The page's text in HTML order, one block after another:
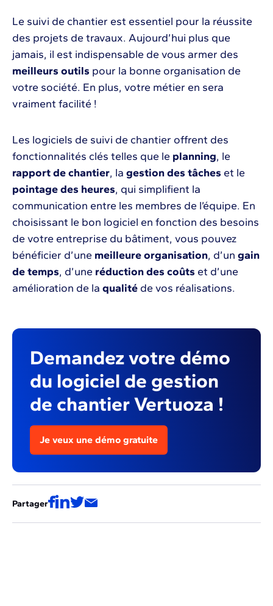
Le suivi de chantier est essentiel pour la réussite
des projets de travaux. Aujourd’hui plus que
jamais, il est indispensable de vous armer des
meilleurs outils pour la bonne organisation de
votre société. En plus, votre métier en sera
vraiment facilité !
Les logiciels de suivi de chantier offrent des
fonctionnalités clés telles que le planning, le
rapport de chantier, la gestion des tâches et le
pointage des heures, qui simplifient la
communication entre les membres de l’équipe. En
choisissant le bon logiciel en fonction des besoins
de votre entreprise du bâtiment, vous pouvez
bénéficier d’une meilleure organisation, d’un gain
de temps, d’une réduction des coûts et d’une
amélioration de la qualité de vos réalisations.
Demandez votre démo
du logiciel de gestion
de chantier Vertuoza !
Je veux une démo gratuite
Partager